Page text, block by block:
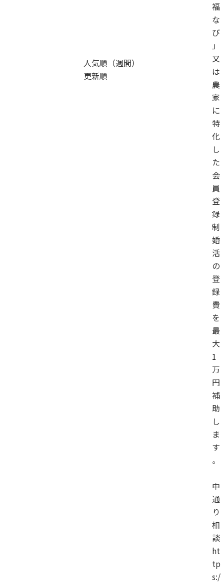
人気順（週間）
更新順
福
な
び
」
又
は
農
家
に
特
化
し
た
会
員
登
録
制
婚
活
の
登
録
費
を
最
大
1
万
円
補
助
し
ま
す
。
中
通
り
相
談
ht
tp
s:/